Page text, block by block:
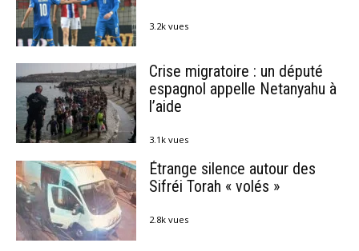
3.2k vues
Crise migratoire : un député
espagnol appelle Netanyahu à
l’aide
3.1k vues
Étrange silence autour des
Sifréi Torah « volés »
2.8k vues